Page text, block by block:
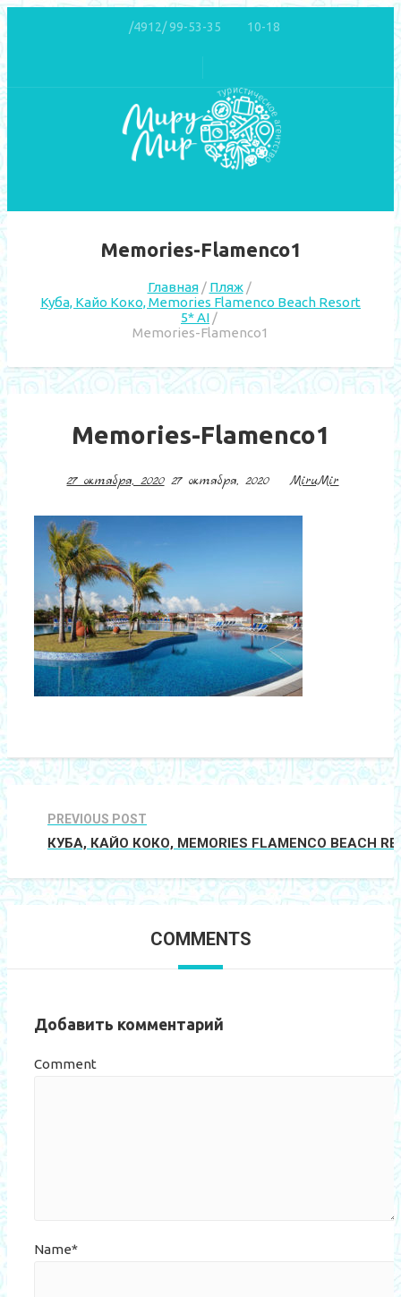
/4912/ 99-53-35 10-18
Memories-Flamenco1
Главная
Пляж
Куба, Кайо Коко, Memories Flamenco Beach Resort
5* AI
Memories-Flamenco1
Memories-Flamenco1
27 октября, 2020 27 октября, 2020 MiruMir
PREVIOUS POST
КУБА, КАЙО КОКО, MEMORIES FLAMENCO BEACH
COMMENTS
Добавить комментарий
Comment
Name*